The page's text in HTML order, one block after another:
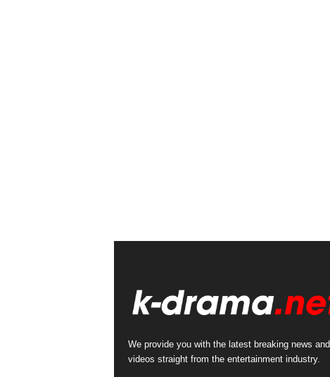
We provide you with the latest breaking news and
videos straight from the entertainment industry.